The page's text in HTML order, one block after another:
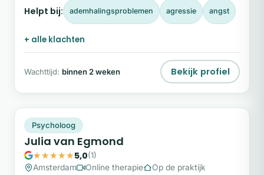
Helpt bij: ademhalingsproblemen agressie angst
+ alle klachten
Wachttijd: binnen 2 weken Bekijk profiel
Plek beschikbaar
Psycholoog
Julia van Egmond
5,0(1)
Amsterdam
Online therapie
Op de praktijk